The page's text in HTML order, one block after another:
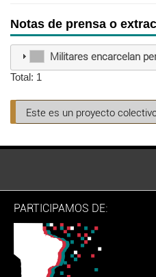
Notas de prensa o
Militares encarcelan
Total: 1
Este es un proyecto
PARTICIPAMOS DE: